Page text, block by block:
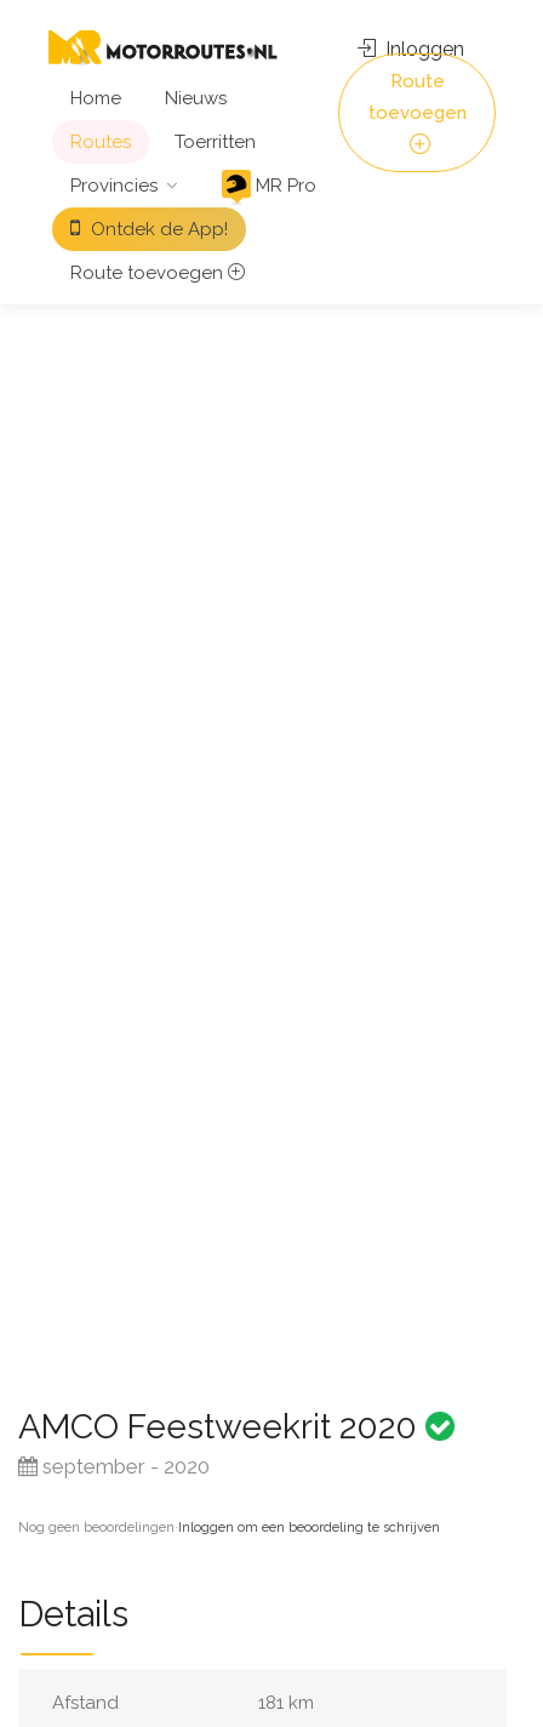
Home
Nieuws
Routes
Toerritten
Provincies
MR Pro
Ontdek de App!
Route toevoegen
Inloggen
Route
toevoegen
AMCO Feestweekrit 2020
september - 2020
Nog geen beoordelingen·Inloggen om een beoordeling te schrijven
Details
Afstand 181 km